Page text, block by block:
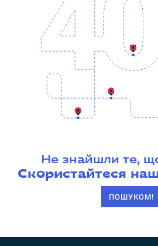
Не знайшли те,
Скористайтеся
ПОШУКОМ!